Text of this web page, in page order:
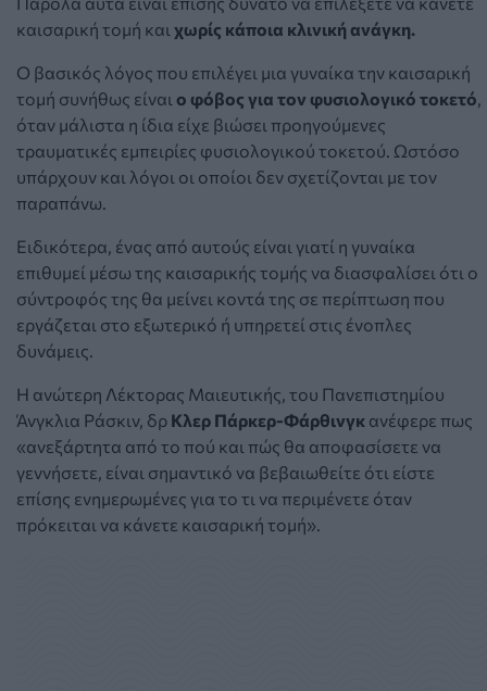
καισαρική τομή και χωρίς κάποια κλινική ανάγκη.
Ο βασικός λόγος που επιλέγει μια γυναίκα την καισαρική
τομή συνήθως είναι ο φόβος για τον φυσιολογικό τοκετό
όταν μάλιστα η ίδια είχε βιώσει προηγούμενες
τραυματικές εμπειρίες φυσιολογικού τοκετού. Ωστόσο
υπάρχουν και λόγοι οι οποίοι δεν σχετίζονται με τον
παραπάνω.
Ειδικότερα, ένας από αυτούς είναι γιατί η γυναίκα
επιθυμεί μέσω της καισαρικής τομής να διασφαλίσει ότι ο
σύντροφός της θα μείνει κοντά της σε περίπτωση που
εργάζεται στο εξωτερικό ή υπηρετεί στις ένοπλες
δυνάμεις.
Η ανώτερη Λέκτορας Μαιευτικής, του Πανεπιστημίου
Άνγκλια Ράσκιν, δρ Κλερ Πάρκερ-Φάρθινγκ ανέφερε πως
«ανεξάρτητα από το πού και πώς θα αποφασίσετε να
γεννήσετε, είναι σημαντικό να βεβαιωθείτε ότι είστε
επίσης ενημερωμένες για το τι να περιμένετε όταν
πρόκειται να κάνετε καισαρική τομή».